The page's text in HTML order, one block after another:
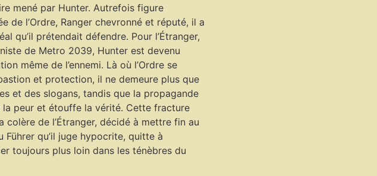
mené par Hunter. Autrefois figure
de l’Ordre, Ranger chevronné et réputé, il a
qu’il prétendait défendre. Pour l’Étranger,
de Metro 2039, Hunter est devenu
même de l’ennemi. Là où l’Ordre se
et protection, il ne demeure plus que
et des slogans, tandis que la propagande
la peur et étouffe la vérité. Cette fracture
colère de l’Étranger, décidé à mettre fin au
Führer qu’il juge hypocrite, quitte à
toujours plus loin dans les ténèbres du